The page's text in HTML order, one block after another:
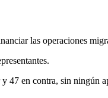
las operaciones
en contra, sin